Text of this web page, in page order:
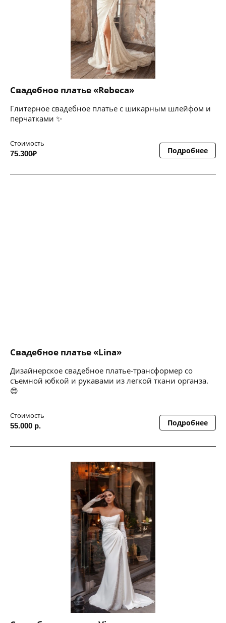
Свадебное платье «Rebeca»
Глитерное свадебное платье с шикарным шлейфом и
перчатками ✨
Стоимость
75.300₽ Подробнее
Свадебное платье «Lina»
Дизайнерское свадебное платье-трансформер со
съемной юбкой и рукавами из легкой ткани органза.
😍
Стоимость
55.000 р. Подробнее